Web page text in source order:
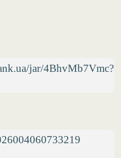
jar/4BhvMb7Vmc?